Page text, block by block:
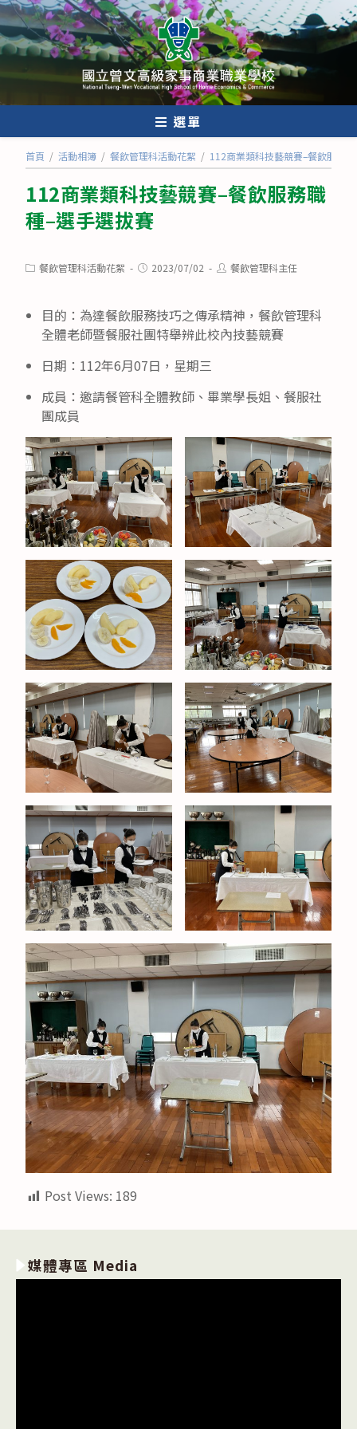
跳
轉
至
內
選單
首頁 / 活動相簿 / 餐飲管理科活動花絮 / 112商業類科技藝競賽–餐飲服務
112商業類科技藝競賽–餐飲服務職
種–選手選拔賽
Post餐飲管理科活動花絮
Post2023/07/02
Post餐飲管理科主任
目的：為達餐飲服務技巧之傳承精神，餐飲管理科
全體老師暨餐服社團特舉辨此校內技藝競賽
日期：112年6月07日，星期三
成員：邀請餐管科全體教師、畢業學長姐、餐服社
團成員
Post Views: 189
媒體專區 Media